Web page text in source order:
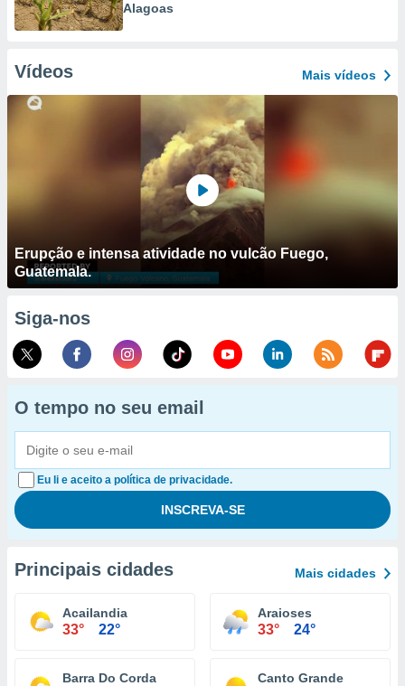
Alagoas
Vídeos Mais vídeos
Erupção e intensa atividade no vulcão Fuego,
Guatemala.
Siga-nos
O tempo no seu email
Eu li e aceito a política de privacidade.
Principais cidades Mais cidades
Acailandia
33° 22°
Araioses
33° 24°
Barra Do Corda Canto Grande